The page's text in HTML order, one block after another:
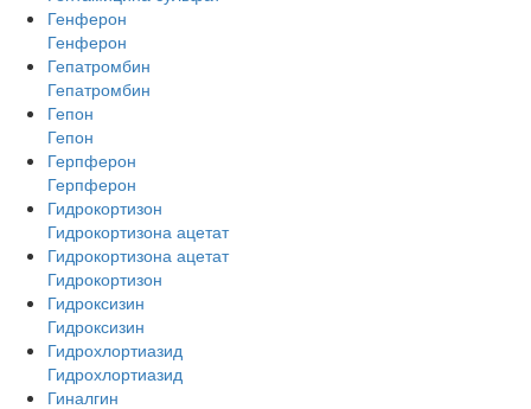
Генферон
Генферон
Гепатромбин
Гепатромбин
Гепон
Гепон
Герпферон
Герпферон
Гидрокортизон
Гидрокортизона ацетат
Гидрокортизона ацетат
Гидрокортизон
Гидроксизин
Гидроксизин
Гидрохлортиазид
Гидрохлортиазид
Гиналгин